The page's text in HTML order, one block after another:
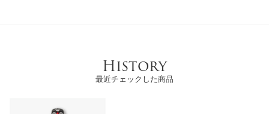
History
最近チェックした商品